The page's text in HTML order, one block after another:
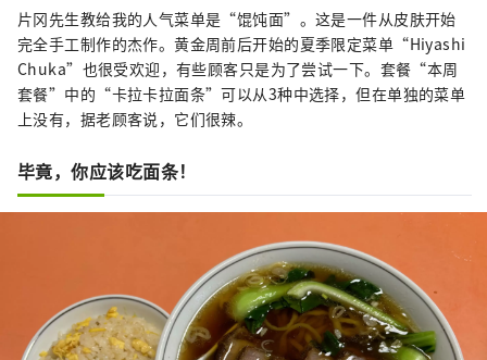
片冈先生教给我的人气菜单是“馄饨面”。这是一件从皮肤开始
完全手工制作的杰作。黄金周前后开始的夏季限定菜单“Hiyashi
Chuka”也很受欢迎，有些顾客只是为了尝试一下。套餐“本周
套餐”中的“卡拉卡拉面条”可以从3种中选择，但在单独的菜单
上没有，据老顾客说，它们很辣。
毕竟，你应该吃面条！